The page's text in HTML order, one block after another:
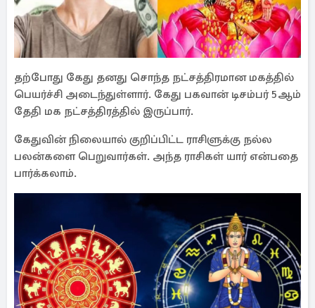
தற்போது கேது தனது சொந்த நட்சத்திரமான மகத்தில்
பெயர்ச்சி அடைந்துள்ளார். கேது பகவான் டிசம்பர் 5ஆம்
தேதி மக நட்சத்திரத்தில் இருப்பார்.
கேதுவின் நிலையால் குறிப்பிட்ட ராசிளுக்கு நல்ல
பலன்களை பெறுவார்கள். அந்த ராசிகள் யார் என்பதை
பார்க்கலாம்.